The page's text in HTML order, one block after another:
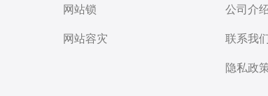
网站锁
网站容灾
公司介
联系我
隐私政